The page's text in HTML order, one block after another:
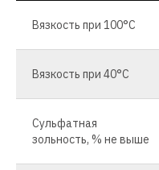
Вязкость при 100°C
Вязкость при 40°C
Сульфатная
зольность, % не выше